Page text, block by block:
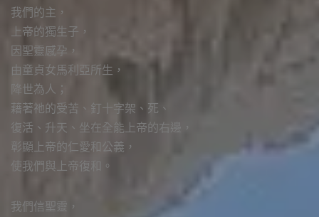
我們的主，
上帝的獨生子，
因聖靈感孕，
由童貞女馬利亞所生，
降世為人；
藉著祂的受苦、釘十字架、死、
復活、升天、坐在全能上帝的右邊，
彰顯上帝的仁愛和公義，
使我們與上帝復和。
我們信聖靈，